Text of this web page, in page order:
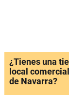
¿Tienes una
local
de Navarra?